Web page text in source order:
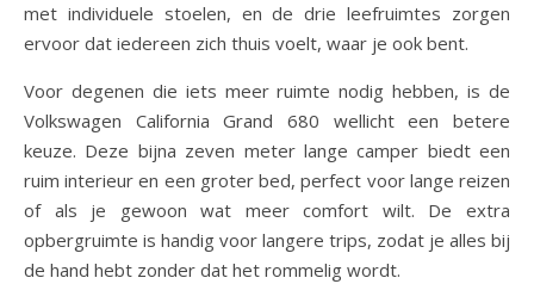
met individuele stoelen, en de drie leefruimtes zorgen
ervoor dat iedereen zich thuis voelt, waar je ook bent.
Voor degenen die iets meer ruimte nodig hebben, is de
Volkswagen California Grand 680 wellicht een betere
keuze. Deze bijna zeven meter lange camper biedt een
ruim interieur en een groter bed, perfect voor lange reizen
of als je gewoon wat meer comfort wilt. De extra
opbergruimte is handig voor langere trips, zodat je alles bij
de hand hebt zonder dat het rommelig wordt.